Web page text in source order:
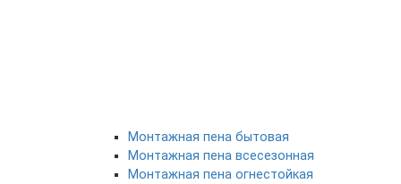
Монтажная пена бытовая
Монтажная пена всесезонная
Монтажная пена огнестойкая